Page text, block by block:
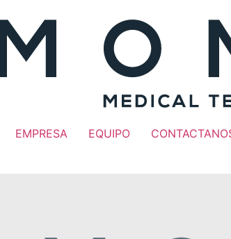
EMPRESA EQUIPO